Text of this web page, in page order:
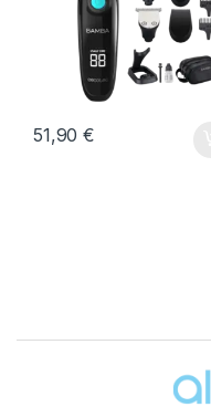
51,90€
Brands Carousel